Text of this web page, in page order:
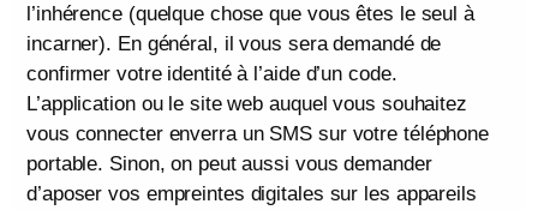
l’inhérence (quelque chose que vous êtes le seul à
incarner). En général, il vous sera demandé de
confirmer votre identité à l’aide d’un code.
L’application ou le site web auquel vous souhaitez
vous connecter enverra un SMS sur votre téléphone
portable. Sinon, on peut aussi vous demander
d’aposer vos empreintes digitales sur les appareils